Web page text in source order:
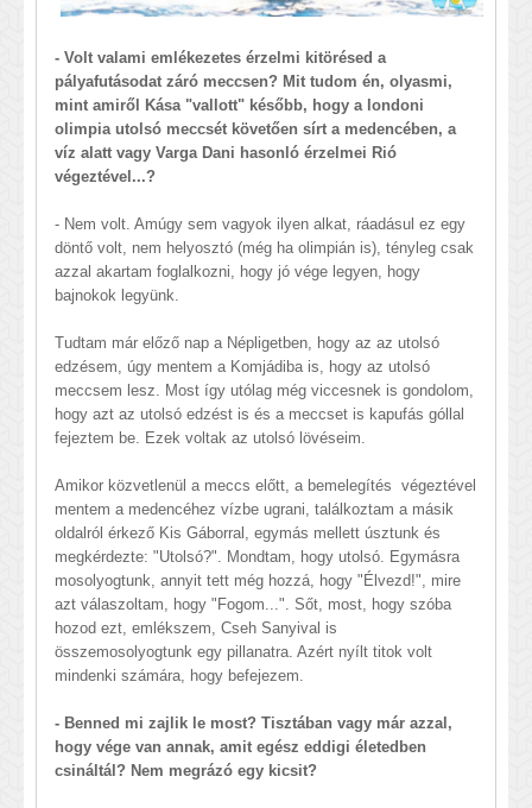
- Volt valami emlékezetes érzelmi kitörésed a
pályafutásodat záró meccsen? Mit tudom én, olyasmi,
mint amiről Kása "vallott" később, hogy a londoni
olimpia utolsó meccsét követően sírt a medencében, a
víz alatt vagy Varga Dani hasonló érzelmei Rió
végeztével...?
- Nem volt. Amúgy sem vagyok ilyen alkat, ráadásul ez egy
döntő volt, nem helyosztó (még ha olimpián is), tényleg csak
azzal akartam foglalkozni, hogy jó vége legyen, hogy
bajnokok legyünk.
Tudtam már előző nap a Népligetben, hogy az az utolsó
edzésem, úgy mentem a Komjádiba is, hogy az utolsó
meccsem lesz. Most így utólag még viccesnek is gondolom,
hogy azt az utolsó edzést is és a meccset is kapufás góllal
fejeztem be. Ezek voltak az utolsó lövéseim.
Amikor közvetlenül a meccs előtt, a bemelegítés végeztével
mentem a medencéhez vízbe ugrani, találkoztam a másik
oldalról érkező Kis Gáborral, egymás mellett úsztunk és
megkérdezte: "Utolsó?". Mondtam, hogy utolsó. Egymásra
mosolyogtunk, annyit tett még hozzá, hogy "Élvezd!", mire
azt válaszoltam, hogy "Fogom...". Sőt, most, hogy szóba
hozod ezt, emlékszem, Cseh Sanyival is
összemosolyogtunk egy pillanatra. Azért nyílt titok volt
mindenki számára, hogy befejezem.
- Benned mi zajlik le most? Tisztában vagy már azzal,
hogy vége van annak, amit egész eddigi életedben
csináltál? Nem megrázó egy kicsit?